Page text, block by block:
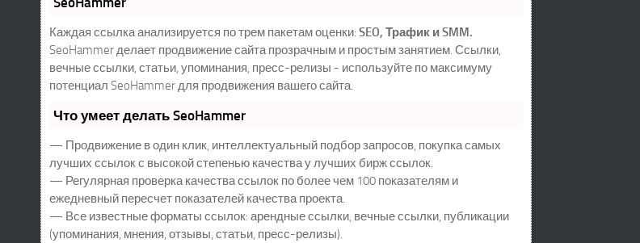
Каждая ссылка анализируется по трем пакетам оценки: SEO, Трафик и SMM.
SeoHammer делает продвижение сайта прозрачным и простым занятием. Ссылки,
вечные ссылки, статьи, упоминания, пресс-релизы - используйте по максимуму
потенциал SeoHammer для продвижения вашего сайта.
Что умеет делать SeoHammer
— Продвижение в один клик, интеллектуальный подбор запросов, покупка самых
лучших ссылок с высокой степенью качества у лучших бирж ссылок.
— Регулярная проверка качества ссылок по более чем 100 показателям и
ежедневный пересчет показателей качества проекта.
— Все известные форматы ссылок: арендные ссылки, вечные ссылки, публикации
(упоминания, мнения, отзывы, статьи, пресс-релизы).